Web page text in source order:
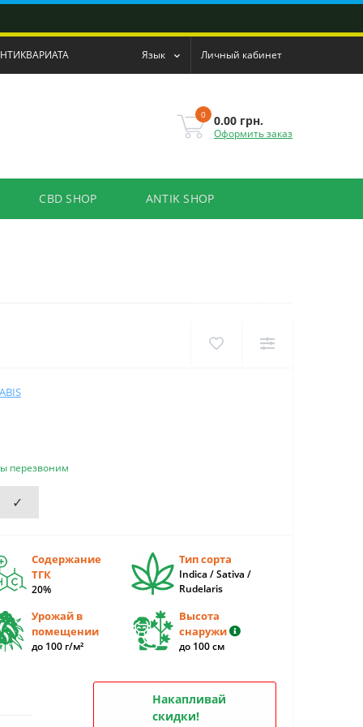
Язык Личный кабинет
0 0.00 грн.
Оформить заказ
CBD SHOP ANTIK SHOP
перезвоним
✓
Содержание
ТГК
20%
Тип сорта
Indica / Sativa /
Rudelaris
Урожай в
помещении
до 100 г/м²
Высота
снаружи
до 100 см
Накапливай
скидки!